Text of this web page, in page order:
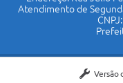
Atendimento de
Versão